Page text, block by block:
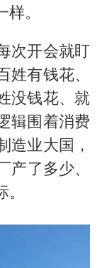
。
次开会就盯
有钱花、
没钱花、就
辑围着消费
造业大国，
了多少、